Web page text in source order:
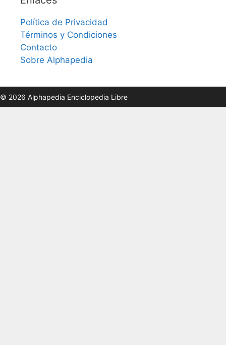
Política de Privacidad
Términos y Condiciones
Contacto
Sobre Alphapedia